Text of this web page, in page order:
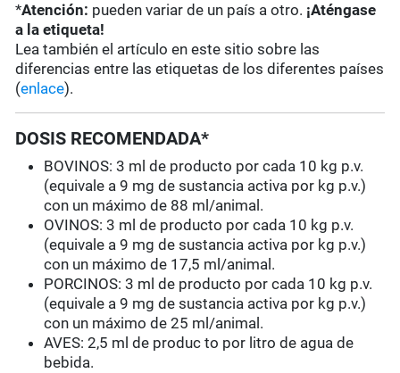
*Atención: pueden variar de un país a otro. ¡Aténgase
a la etiqueta!
Lea también el artículo en este sitio sobre las
diferencias entre las etiquetas de los diferentes países
(enlace).
DOSIS RECOMENDADA*
BOVINOS: 3 ml de producto por cada 10 kg p.v.
(equivale a 9 mg de sustancia activa por kg p.v.)
con un máximo de 88 ml/animal.
OVINOS: 3 ml de producto por cada 10 kg p.v.
(equivale a 9 mg de sustancia activa por kg p.v.)
con un máximo de 17,5 ml/animal.
PORCINOS: 3 ml de producto por cada 10 kg p.v.
(equivale a 9 mg de sustancia activa por kg p.v.)
con un máximo de 25 ml/animal.
AVES: 2,5 ml de produc to por litro de agua de
bebida.